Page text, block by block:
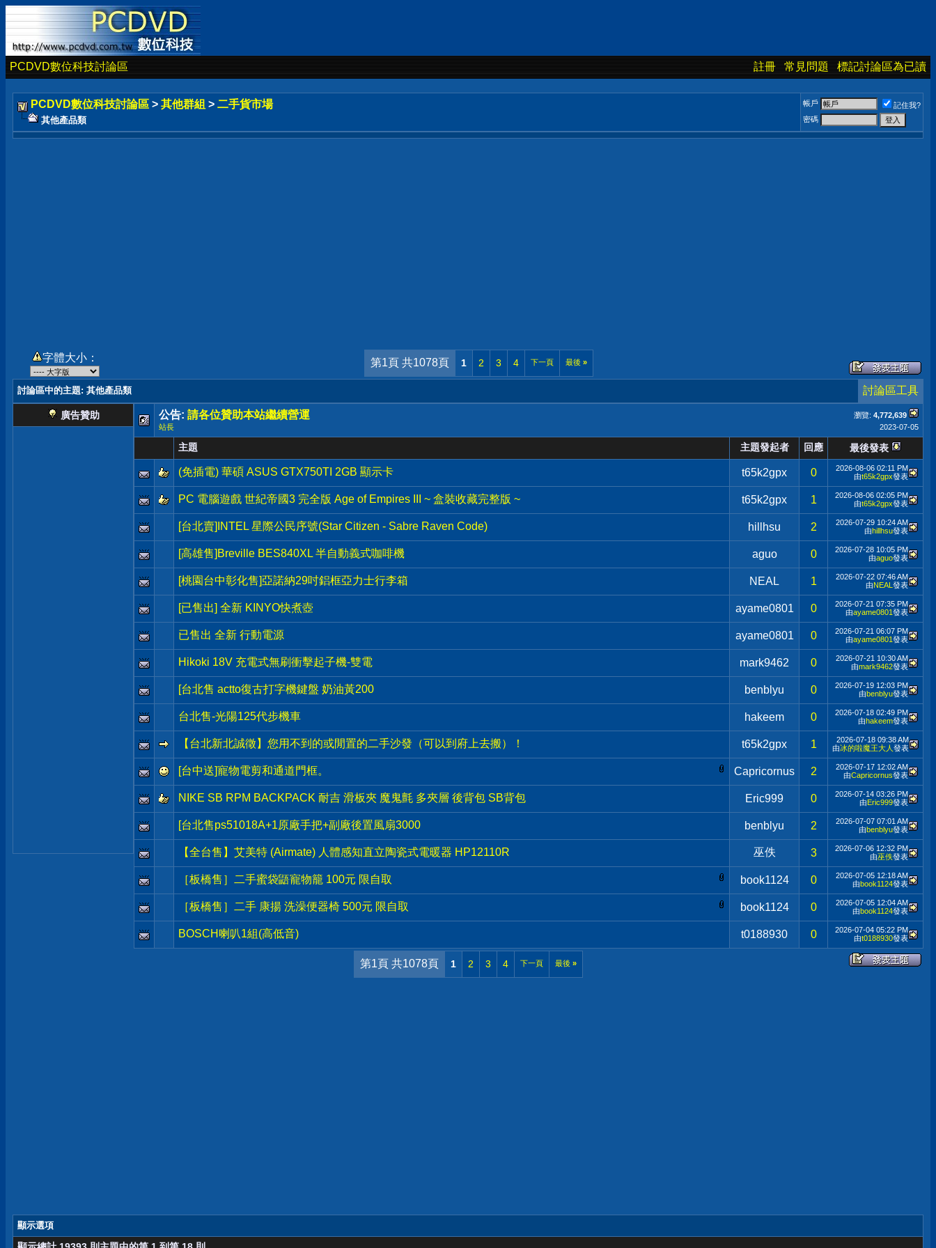
PCDVD數位科技討論區 註冊 常見問題 標記討論區為已讀
PCDVD數位科技討論區 > 其他群組 > 二手貨市場
其他產品類
帳戶
記住我?
密碼
字體大小： 第1頁 共1078頁 1 2 3 4 下一頁 最後 »
討論區中的主題: 其他產品類 討論區工具
廣告贊助 瀏覽: 4,772,639
公告: 請各位贊助本站繼續營運
2023-07-05
站長
主題 主題發起者 回應 最後發表
(免插電) 華碩 ASUS GTX750TI 2GB 顯示卡 t65k2gpx 0 2026-08-06 02:11 PM
由t65k2gpx發表
PC 電腦遊戲 世紀帝國3 完全版 Age of Empires III ~ 盒裝收藏完整版 ~ t65k2gpx 1 2026-08-06 02:05 PM
由t65k2gpx發表
[台北賣]INTEL 星際公民序號(Star Citizen - Sabre Raven Code) hillhsu 2 2026-07-29 10:24 AM
由hillhsu發表
[高雄售]Breville BES840XL 半自動義式咖啡機 aguo 0 2026-07-28 10:05 PM
由aguo發表
[桃園台中彰化售]亞諾納29吋鋁框亞力士行李箱 NEAL 1 2026-07-22 07:46 AM
由NEAL 發表
[已售出] 全新 KINYO快煮壺 ayame0801 0 2026-07-21 07:35 PM
由ayame0801發表
已售出 全新 行動電源 ayame0801 0 2026-07-21 06:07 PM
由ayame0801發表
Hikoki 18V 充電式無刷衝擊起子機-雙電 mark9462 0 2026-07-21 10:30 AM
由mark9462發表
[台北售 actto復古打字機鍵盤 奶油黃200 benblyu 0 2026-07-19 12:03 PM
由benblyu發表
台北售-光陽125代步機車 hakeem 0 2026-07-18 02:49 PM
由hakeem發表
【台北新北誠徵】您用不到的或閒置的二手沙發（可以到府上去搬）！ t65k2gpx 1 2026-07-18 09:38 AM
由冰的啦魔王大人 發表
[台中送]寵物電剪和通道門框。 Capricornus 2 2026-07-17 12:02 AM
由Capricornus發表
NIKE SB RPM BACKPACK 耐吉 滑板夾 魔鬼氈 多夾層 後背包 SB背包 Eric999 0 2026-07-14 03:26 PM
由Eric999發表
[台北售ps51018A+1原廠手把+副廠後置風扇3000 benblyu 2 2026-07-07 07:01 AM
由benblyu發表
【全台售】艾美特 (Airmate) 人體感知直立陶瓷式電暖器 HP12110R 巫佚 3 2026-07-06 12:32 PM
由巫佚發表
［板橋售］二手蜜袋鼯寵物籠 100元 限自取 book1124 0 2026-07-05 12:18 AM
由book1124發表
［板橋售］二手 康揚 洗澡便器椅 500元 限自取 book1124 0 2026-07-05 12:04 AM
由book1124發表
BOSCH喇叭1組(高低音) t0188930 0 2026-07-04 05:22 PM
由t0188930發表
第1頁 共1078頁 1 2 3 4 下一頁 最後 »
顯示選項